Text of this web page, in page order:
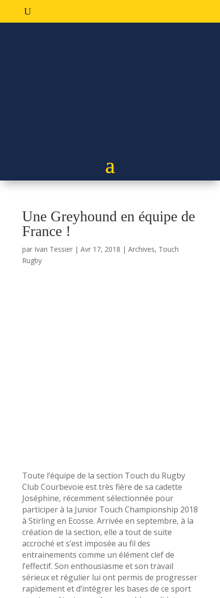
Une Greyhound en équipe de
France !
par Ivan Tessier| Avr 17, 2018 | Archives, Touch
Rugby
Toute l’équipe de la section Touch du Rugby
Club Courbevoie est très fière de sa cadette
Joséphine, récemment sélectionnée pour
participer à la Junior Touch Championship 2018
à Stirling en Ecosse. Arrivée en septembre, à la
création de la section, elle a tout de suite
accroché et s’est imposée au fil des
entrainements comme un élément clef de
l’effectif. Son enthousiasme et son travail
sérieux et régulier lui ont permis de progresser
rapidement et d’intégrer les bases de ce sport